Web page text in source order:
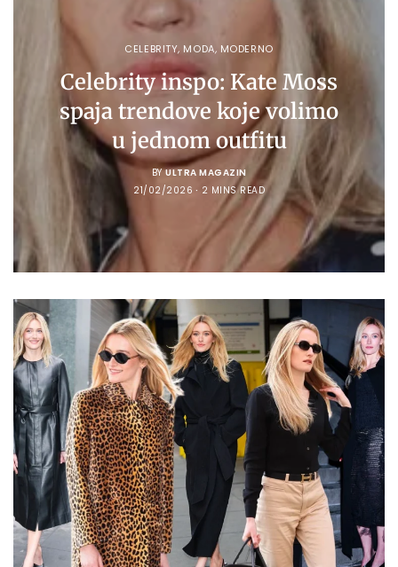
CELEBRITY, MODA, MODERNO
Celebrity inspo: Kate Moss
spaja trendove koje volimo
u jednom outfitu
BY ULTRA MAGAZIN
21/02/2026
2 MINS READ